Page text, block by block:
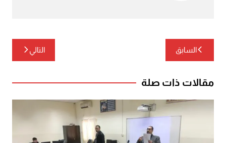
تصفّح
المقالات
السابق التالي
مقالات ذات صلة